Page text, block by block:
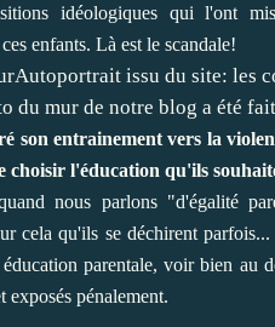
idéologiques qui l'ont
enfants. Là est le scandale!
Autoportrait issu du site: les
du mur de notre blog a été
son entrainement vers la
choisir l'éducation qu'ils
nous parlons "d'égalité
cela qu'ils se déchirent
parentale, voir bien au
exposés pénalement.